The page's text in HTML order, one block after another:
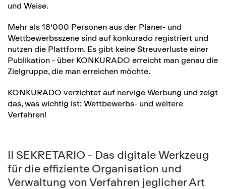
und Weise.
Mehr als 18'000 Personen aus der Planer- und
Wettbewerbsszene sind auf konkurado registriert und
nutzen die Plattform. Es gibt keine Streuverluste einer
Publikation - über KONKURADO erreicht man genau die
Zielgruppe, die man erreichen möchte.
KONKURADO verzichtet auf nervige Werbung und zeigt
das, was wichtig ist: Wettbewerbs- und weitere
Verfahren!
II SEKRETARIO - Das digitale Werkzeug
für die effiziente Organisation und
Verwaltung von Verfahren jeglicher Art